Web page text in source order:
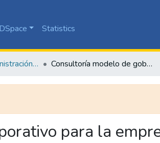
Statistics
Maestría en Administración de Empresas Consultoría modelo de gobierno corporativo para la empresa Logicom de Colombia
para la